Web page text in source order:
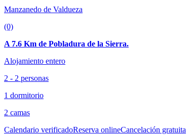
Manzanedo de Valdueza
(0)
A 7.6 Km de Pobladura de la Sierra.
Alojamiento entero
2 - 2 personas
1 dormitorio
2 camas
Calendario verificadoReserva onlineCancelación gratuita